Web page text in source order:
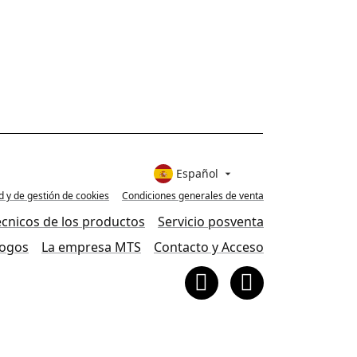
Español 
y de gestión de cookies Condiciones generales de venta
de los productos
Servicio posventa
La empresa MTS Contacto y Acceso